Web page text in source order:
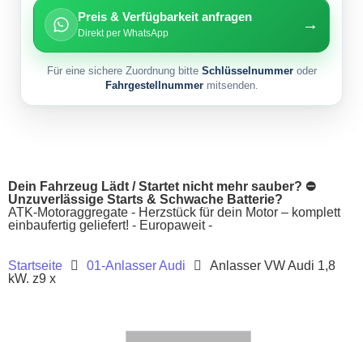
Preis & Verfügbarkeit anfragen
Direkt per WhatsApp →
Für eine sichere Zuordnung bitte Schlüsselnummeroder
Fahrgestellnummermitsenden.
Dein Fahrzeug Lädt / Startet nicht mehr sauber? ⛔
Unzuverlässige Starts & Schwache Batterie?
ATK-Motoraggregate - Herzstück für dein Motor – komplett
einbaufertig geliefert! - Europaweit -
Startseite 01-Anlasser Audi
Anlasser VW Audi 1,8
kW. z9 x